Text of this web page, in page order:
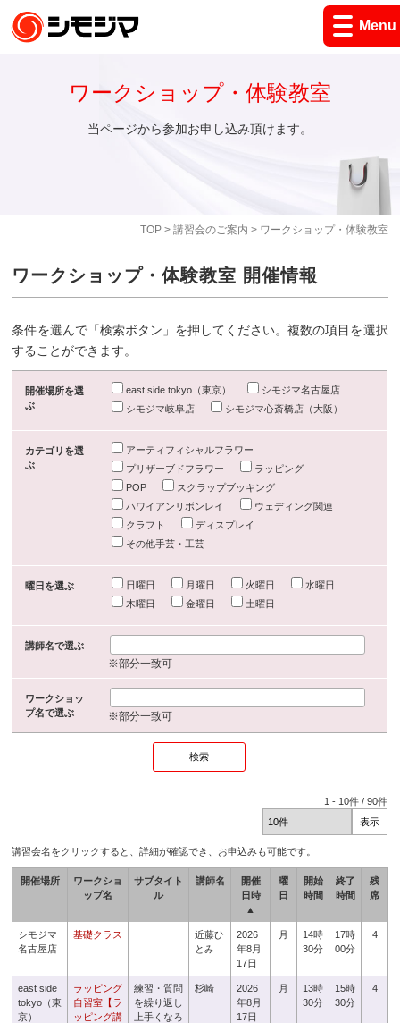
Menu
TOP> 講習会のご案内 > ワークショップ・体験教室
ワークショップ・体験教室
当ページから参加お申し込み頂けます。
ワークショップ・体験教室 開催情報
条件を選んで「検索ボタン」を押してください。複数の項目を選択
することができます。
開催場所を選
ぶ
east side tokyo（東京）
シモジマ名古屋店
シモジマ岐阜店
シモジマ心斎橋店（大阪）
カテゴリを選
ぶ
アーティフィシャルフラワー
プリザーブドフラワー
ラッピング
POP
スクラップブッキング
ハワイアンリボンレイ
ウェディング関連
クラフト
ディスプレイ
その他手芸・工芸
曜日を選ぶ 日曜日 月曜日 火曜日
水曜日
木曜日
金曜日 土曜日
講師名で選ぶ
※部分一致可
ワークショッ
プ名で選ぶ
※部分一致可
1 - 10件 /90件
講習会名をクリックすると、詳細が確認でき、お申込みも可能です。
開催場所
ワークショ
ップ名
サブタイト
ル
講師名
開催
日時
▲
曜
日
開始
時間
終了
時間
残
席
シモジマ
名古屋店
基礎クラス
近藤ひ
とみ
2026
年8月
17日
月
14時
30分
17時
00分
4
east side
tokyo（東
京）
ラッピング
自習室【ラ
ッピング講
練習・質問
を繰り返し
上手くなろ
杉崎
2026
年8月
17日
月
13時
30分
15時
30分
4